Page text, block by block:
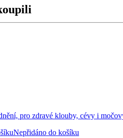
pro zdravé klouby, cévy i
Nepřidáno do košíku